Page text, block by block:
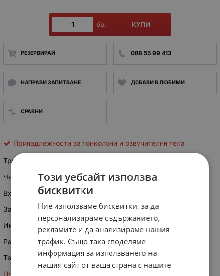
бр. КУПИ
РЕЗЕРВИРАЙ 088 55 99 413
НАПРАВИ ЗАПИТВАНЕ ДОБАВИ В ЛЮБИМИ
СРАВНИ
Принадлежности за тонколони и озвучителни тела
Трилентов филтър за тон колони SH618A 4 ohm (crossover)
Честота на срязване: 750Hz и 5kHz
Входяща мощност:120W
Затихване:12dB/oct
Импеданс:
4 ohm
Размери:130x85x33мм
Тегло:270г
Последен 1 бр.!!!
Този уебсайт използва
бисквитки
Ние използваме бисквитки, за да
персонализираме съдържанието,
рекламите и да анализираме нашия
трафик. Също така споделяме
информация за използването на
нашия сайт от ваша страна с нашите